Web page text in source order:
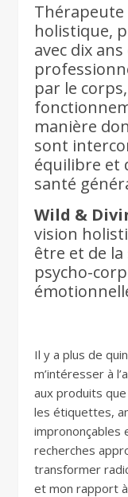
holistique,
avec dix ans
par le
manière
sont
équilibre et
santé
Wild &
vision
être et de la
psycho-
Il y a plus de
m’intéresser à
aux produits
les étiquettes,
imprononçables
recherches
transformer
et mon rapport